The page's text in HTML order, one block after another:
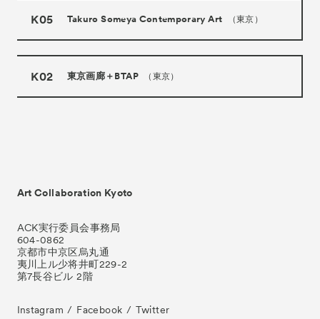
K05 Takuro Someya Contemporary Art （東京）
K02 東京画廊＋BTAP （東京）
Art Collaboration Kyoto
ACK実行委員会事務局
604-0862
京都市中京区烏丸通
夷川上ル少将井町229-2
第7長谷ビル 2階
Instagram Facebook Twitter